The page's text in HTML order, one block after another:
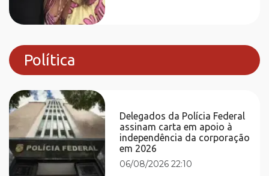
Política
Delegados da Polícia Federal
assinam carta em apoio à
independência da corporação
em 2026
06/08/2026 22:10